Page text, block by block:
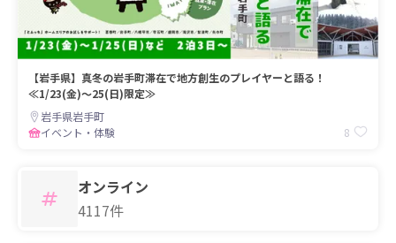
【岩手県】真冬の岩手町滞在で地方創生のプレイヤーと語る！
≪1/23(金)～25(日)限定≫
岩手県岩手町
イベント・体験
8
オンライン
4117件